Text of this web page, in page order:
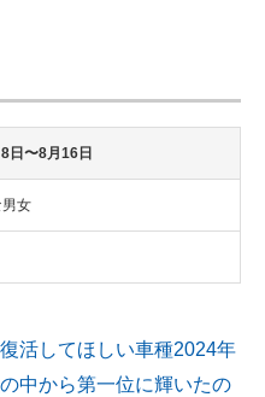
日〜8月16日
男女
活してほしい車種2024年
中から第一位に輝いたの